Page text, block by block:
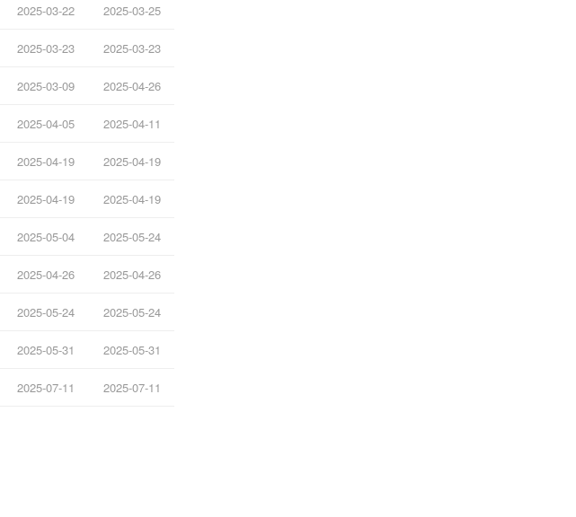
2025-03-22 2025-03-25
2025-03-23 2025-03-23
2025-03-09 2025-04-26
2025-04-05 2025-04-11
2025-04-19 2025-04-19
2025-04-19 2025-04-19
2025-05-04 2025-05-24
2025-04-26 2025-04-26
2025-05-24 2025-05-24
2025-05-31 2025-05-31
2025-07-11 2025-07-11